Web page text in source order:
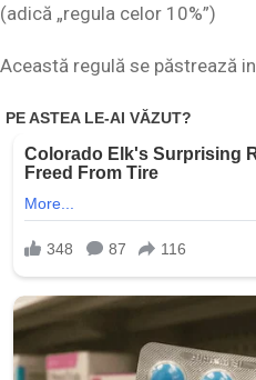
(adică „regula celor 10%”)
Această regulă se păstrează